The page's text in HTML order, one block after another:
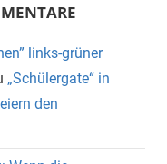
links-grüner
„Schülergate“ in
den